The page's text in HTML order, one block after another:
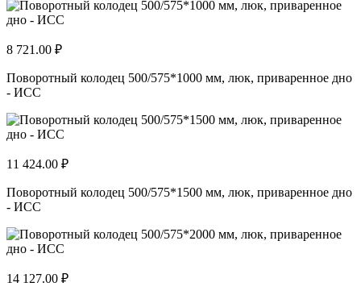
8 721.00 ₽
Поворотный колодец 500/575*1000 мм, люк, приваренное дно
- ИСС
11 424.00 ₽
Поворотный колодец 500/575*1500 мм, люк, приваренное дно
- ИСС
14 127.00 ₽